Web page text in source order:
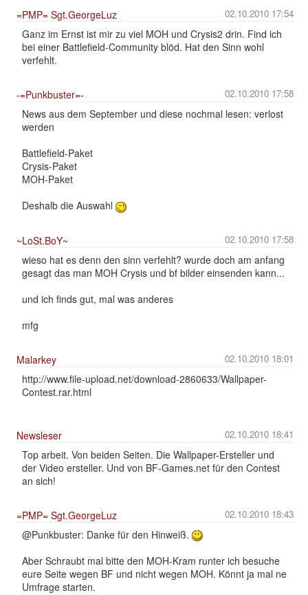
02.10.2010 17:54
=PMP= Sgt.GeorgeLuz
Ganz im Ernst ist mir zu viel MOH und Crysis2 drin. Find ich
bei einer Battlefield-Community blöd. Hat den Sinn wohl
verfehlt.
02.10.2010 17:58
-=Punkbuster=-
News aus dem September und diese nochmal lesen: verlost
werden
Battlefield-Paket
Crysis-Paket
MOH-Paket
Deshalb die Auswahl
02.10.2010 17:58
~LoSt.BoY~
wieso hat es denn den sinn verfehlt? wurde doch am anfang
gesagt das man MOH Crysis und bf bilder einsenden kann...
und ich finds gut, mal was anderes
mfg
02.10.2010 18:01
Malarkey
http://www.file-upload.net/download-2860633/Wallpaper-
Contest.rar.html
02.10.2010 18:41
Newsleser
Top arbeit. Von beiden Seiten. Die Wallpaper-Ersteller und
der Video ersteller. Und von BF-Games.net für den Contest
an sich!
02.10.2010 18:43
=PMP= Sgt.GeorgeLuz
@Punkbuster: Danke für den Hinweiß.
Aber Schraubt mal bitte den MOH-Kram runter ich besuche
eure Seite wegen BF und nicht wegen MOH. Könnt ja mal ne
Umfrage starten.